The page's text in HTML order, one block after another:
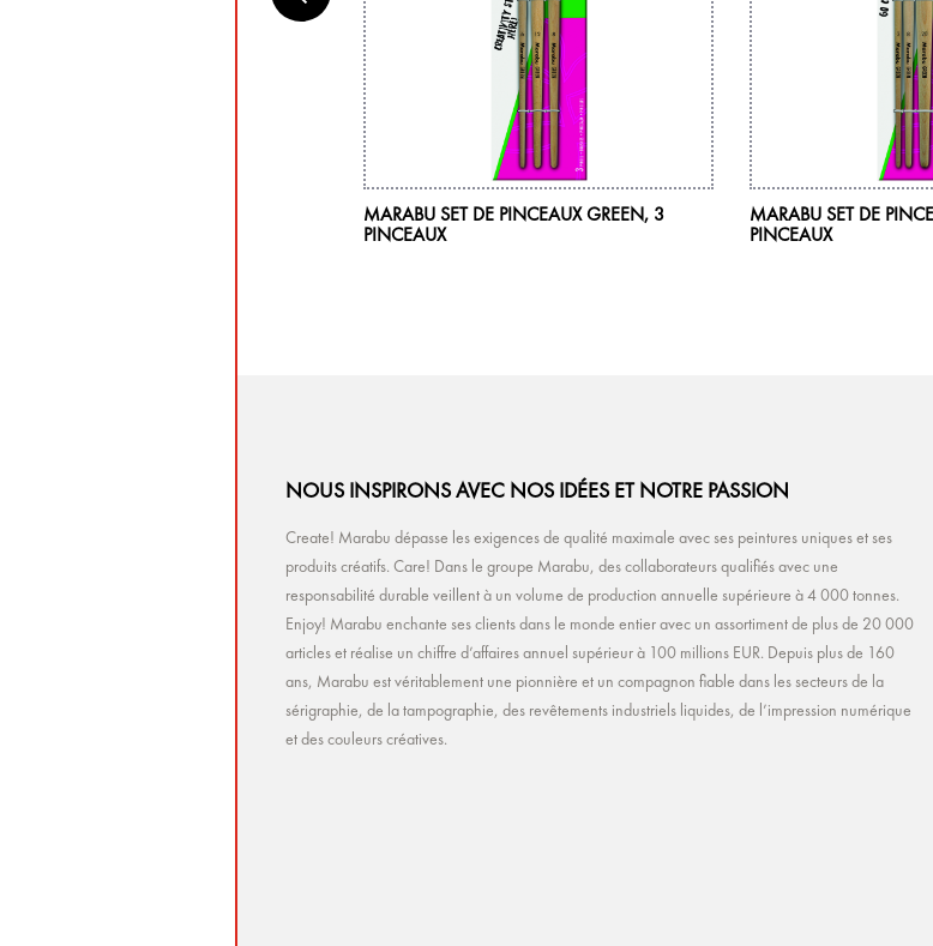
MARABU SET DE PINCEAUX GREEN, 3
PINCEAUX
MARABU SET DE
PINCEAUX
NOUS INSPIRONS AVEC NOS IDÉES ET NOTRE PASSION
Create! Marabu dépasse les exigences de qualité maximale avec ses peintures uniques et ses
produits créatifs. Care! Dans le groupe Marabu, des collaborateurs qualifiés avec une
responsabilité durable veillent à un volume de production annuelle supérieure à 4 000 tonnes.
Enjoy! Marabu enchante ses clients dans le monde entier avec un assortiment de plus de 20 000
articles et réalise un chiffre d’affaires annuel supérieur à 100 millions EUR. Depuis plus de 160
ans, Marabu est véritablement une pionnière et un compagnon fiable dans les secteurs de la
sérigraphie, de la tampographie, des revêtements industriels liquides, de l’impression numérique
et des couleurs créatives.